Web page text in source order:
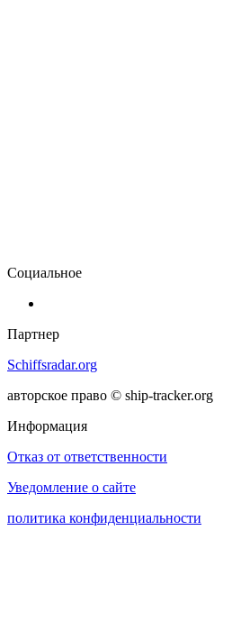
Социальное
Партнер
Schiffsradar.org
авторское право © ship-tracker.org
Информация
Отказ от ответственности
Уведомление о сайте
политика конфиденциальности